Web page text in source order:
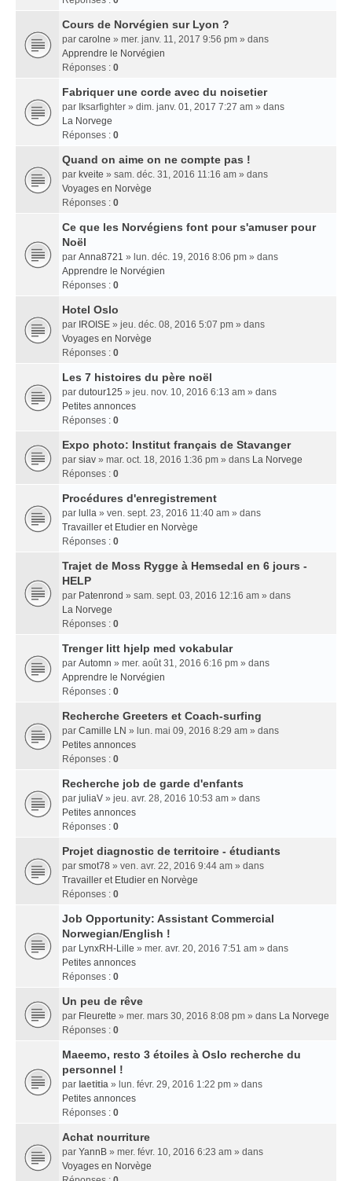
Cours de Norvégien sur Lyon ?
par carolne » mer. janv. 11, 2017 9:56 pm » dans
Apprendre le Norvégien
Réponses : 0
Fabriquer une corde avec du noisetier
par Iksarfighter » dim. janv. 01, 2017 7:27 am » dans
La Norvege
Réponses : 0
Quand on aime on ne compte pas !
par kveite » sam. déc. 31, 2016 11:16 am » dans
Voyages en Norvège
Réponses : 0
Ce que les Norvégiens font pour s'amuser pour
Noël
par Anna8721 » lun. déc. 19, 2016 8:06 pm » dans
Apprendre le Norvégien
Réponses : 0
Hotel Oslo
par IROISE » jeu. déc. 08, 2016 5:07 pm » dans
Voyages en Norvège
Réponses : 0
Les 7 histoires du père noël
par dutour125 » jeu. nov. 10, 2016 6:13 am » dans
Petites annonces
Réponses : 0
Expo photo: Institut français de Stavanger
par siav » mar. oct. 18, 2016 1:36 pm » dans La Norvege
Réponses : 0
Procédures d'enregistrement
par lulla » ven. sept. 23, 2016 11:40 am » dans
Travailler et Etudier en Norvège
Réponses : 0
Trajet de Moss Rygge à Hemsedal en 6 jours -
HELP
par Patenrond » sam. sept. 03, 2016 12:16 am » dans
La Norvege
Réponses : 0
Trenger litt hjelp med vokabular
par Automn » mer. août 31, 2016 6:16 pm » dans
Apprendre le Norvégien
Réponses : 0
Recherche Greeters et Coach-surfing
par Camille LN » lun. mai 09, 2016 8:29 am » dans
Petites annonces
Réponses : 0
Recherche job de garde d'enfants
par juliaV » jeu. avr. 28, 2016 10:53 am » dans
Petites annonces
Réponses : 0
Projet diagnostic de territoire - étudiants
par smot78 » ven. avr. 22, 2016 9:44 am » dans
Travailler et Etudier en Norvège
Réponses : 0
Job Opportunity: Assistant Commercial
Norwegian/English !
par LynxRH-Lille » mer. avr. 20, 2016 7:51 am » dans
Petites annonces
Réponses : 0
Un peu de rêve
par Fleurette » mer. mars 30, 2016 8:08 pm » dans La Norvege
Réponses : 0
Maeemo, resto 3 étoiles à Oslo recherche du
personnel !
par laetitia » lun. févr. 29, 2016 1:22 pm » dans
Petites annonces
Réponses : 0
Achat nourriture
par YannB » mer. févr. 10, 2016 6:23 am » dans
Voyages en Norvège